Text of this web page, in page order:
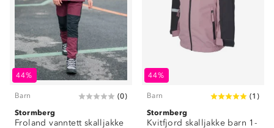
44%
Barn (0)
Stormberg
Froland vanntett skalljakke
44%
Barn (1 )
Stormberg
Kvitfjord skalljakke barn 1-